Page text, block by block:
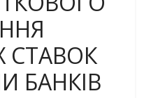
СТАВОК
БАНКІВ